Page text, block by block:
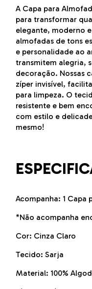
A Capa para
para transformar
elegante, moderno
almofadas de tons
e personalidade ao
transmitem alegria,
decoração. Nossas
zíper invisível,
para limpeza. O
resistente e bem
com estilo e
mesmo!
Acompanha: 1 Capa
*Não acompanha
Cor: Cinza Claro
Tecido: Sarja
Material: 100%